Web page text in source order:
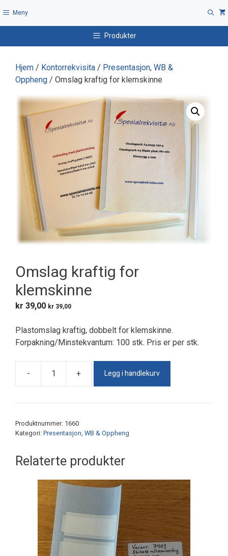
til
Meny
Produkter
Hjem / Kontorrekvisita / Presentasjon, WB &
Oppheng / Omslag kraftig for klemskinne
Omslag kraftig for
klemskinne
kr 39,00 kr 39,00
Plastomslag kraftig, dobbelt for klemskinne.
Forpakning/Minstekvantum: 100 stk. Pris er per stk.
-
Omslag
for
+ Legg i handlekurv
Produktnummer: 1660
Kategori: Presentasjon, WB & Oppheng
Relaterte produkter